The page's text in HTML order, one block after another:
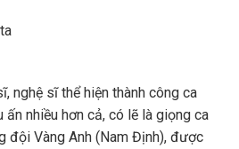
nghệ sĩ thể hiện thành công ca
ấn nhiều hơn cả, có lẽ là giọng ca
đội Vàng Anh (Nam Định), được